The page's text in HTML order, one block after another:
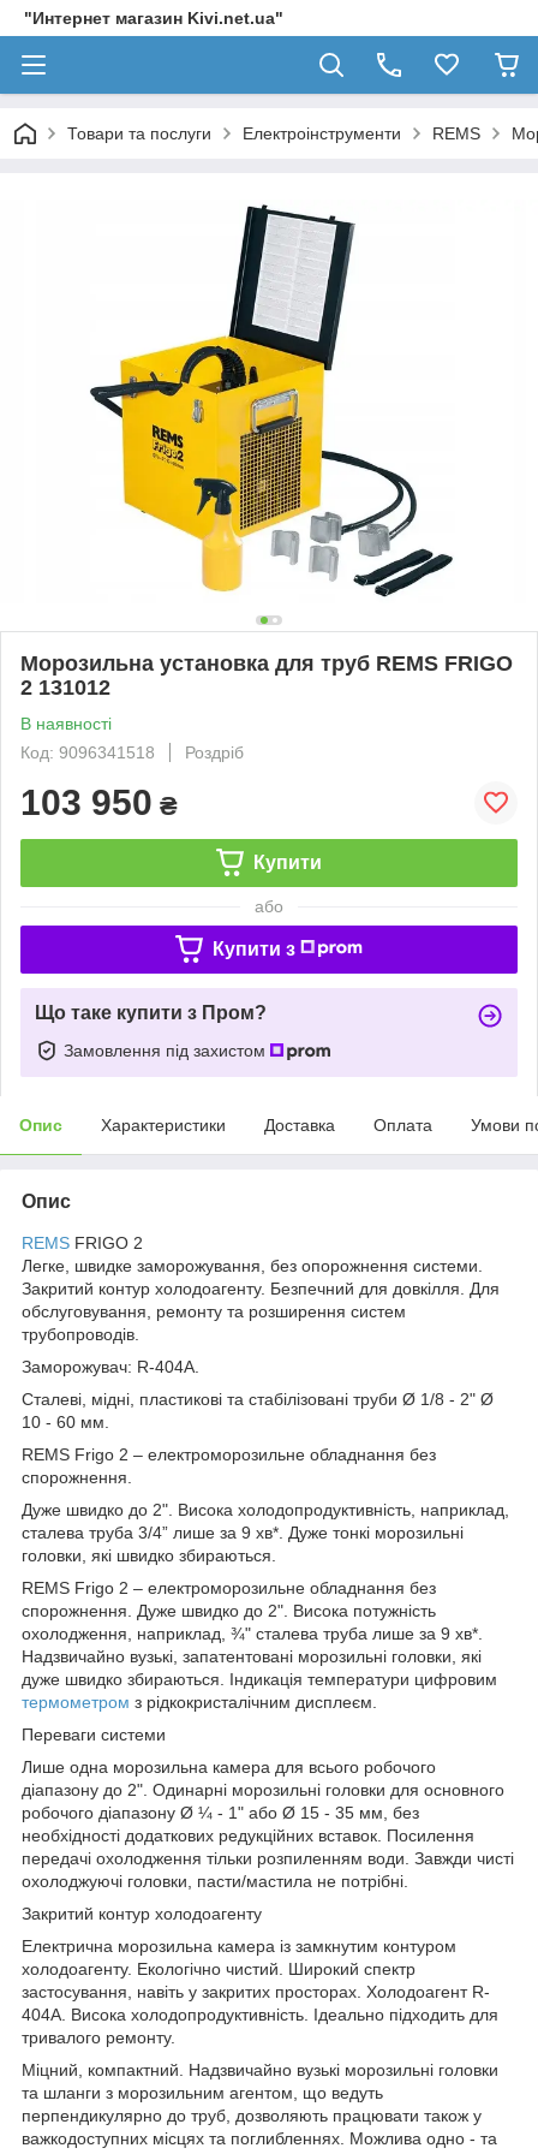
"Интернет магазин Kivi.net.ua"
Товари та послуги Електроінструменти REMS
Морозильна установка для труб REMS FRIGO
2 131012
В наявності
Код: 9096341518
Роздріб
103 950 ₴
Купити
або
Купити з
Що таке купити з Пром?
Замовлення під захистом
Опис Характеристики Доставка Оплата Умови
Опис
REMS FRIGO 2
Легке, швидке заморожування, без опорожнення системи.
Закритий контур холодоагенту. Безпечний для довкілля. Для
обслуговування, ремонту та розширення систем
трубопроводів.
Заморожувач: R-404A.
Сталеві, мідні, пластикові та стабілізовані труби Ø 1/8 - 2" Ø
10 - 60 мм.
REMS Frigo 2 – електроморозильне обладнання без
спорожнення.
Дуже швидко до 2". Висока холодопродуктивність, наприклад,
сталева труба 3/4” лише за 9 хв*. Дуже тонкі морозильні
головки, які швидко збираються.
REMS Frigo 2 – електроморозильне обладнання без
спорожнення. Дуже швидко до 2". Висока потужність
охолодження, наприклад, ¾" сталева труба лише за 9 хв*.
Надзвичайно вузькі, запатентовані морозильні головки, які
дуже швидко збираються. Індикація температури цифровим
термометром з рідкокристалічним дисплеєм.
Переваги системи
Лише одна морозильна камера для всього робочого
діапазону до 2". Одинарні морозильні головки для основного
робочого діапазону Ø ¼ - 1" або Ø 15 - 35 мм, без
необхідності додаткових редукційних вставок. Посилення
передачі охолодження тільки розпиленням води. Завжди чисті
охолоджуючі головки, пасти/мастила не потрібні.
Закритий контур холодоагенту
Електрична морозильна камера із замкнутим контуром
холодоагенту. Екологічно чистий. Широкий спектр
застосування, навіть у закритих просторах. Холодоагент R-
404A. Висока холодопродуктивність. Ідеально підходить для
тривалого ремонту.
Міцний, компактний. Надзвичайно вузькі морозильні головки
та шланги з морозильним агентом, що ведуть
перпендикулярно до труб, дозволяють працювати також у
важкодоступних місцях та поглибленнях. Можлива одно - та